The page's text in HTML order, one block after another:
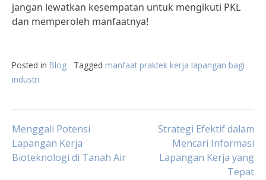
jangan lewatkan kesempatan untuk mengikuti PKL
dan memperoleh manfaatnya!
Posted in Blog Tagged manfaat praktek kerja lapangan bagi
industri
Post
navigation
Menggali Potensi
Lapangan Kerja
Bioteknologi di Tanah Air
Strategi Efektif dalam
Mencari Informasi
Lapangan Kerja yang
Tepat